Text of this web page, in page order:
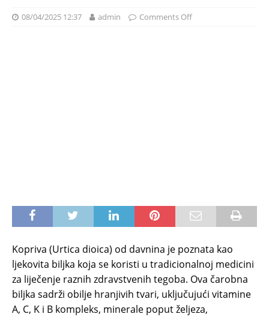
08/04/2025 12:37 admin Comments Off
Kopriva (Urtica dioica) od davnina je poznata kao
ljekovita biljka koja se koristi u tradicionalnoj medicini
za liječenje raznih zdravstvenih tegoba. Ova čarobna
biljka sadrži obilje hranjivih tvari, uključujući vitamine
A, C, K i B kompleks, minerale poput željeza,